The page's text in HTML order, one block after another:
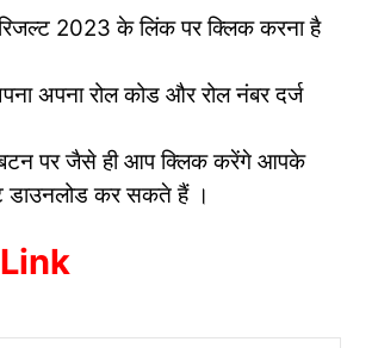
रिजल्ट 2023 के लिंक पर क्लिक करना है
अपना रोल कोड और रोल नंबर दर्ज
बटन पर जैसे ही आप क्लिक करेंगे आपके
डाउनलोड कर सकते हैं ।